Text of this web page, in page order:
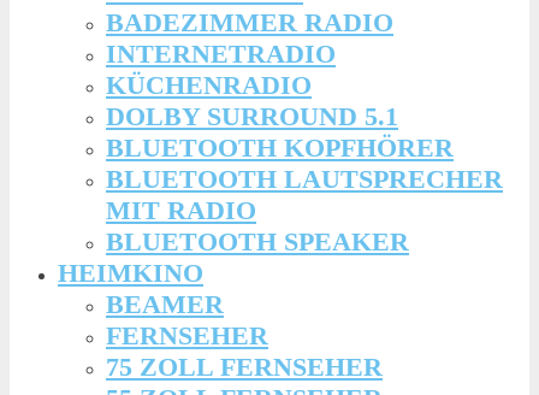
BADEZIMMER RADIO
INTERNETRADIO
KÜCHENRADIO
DOLBY SURROUND 5.1
BLUETOOTH KOPFHÖRER
BLUETOOTH LAUTSPRECHER
MIT RADIO
BLUETOOTH SPEAKER
HEIMKINO
BEAMER
FERNSEHER
75 ZOLL FERNSEHER